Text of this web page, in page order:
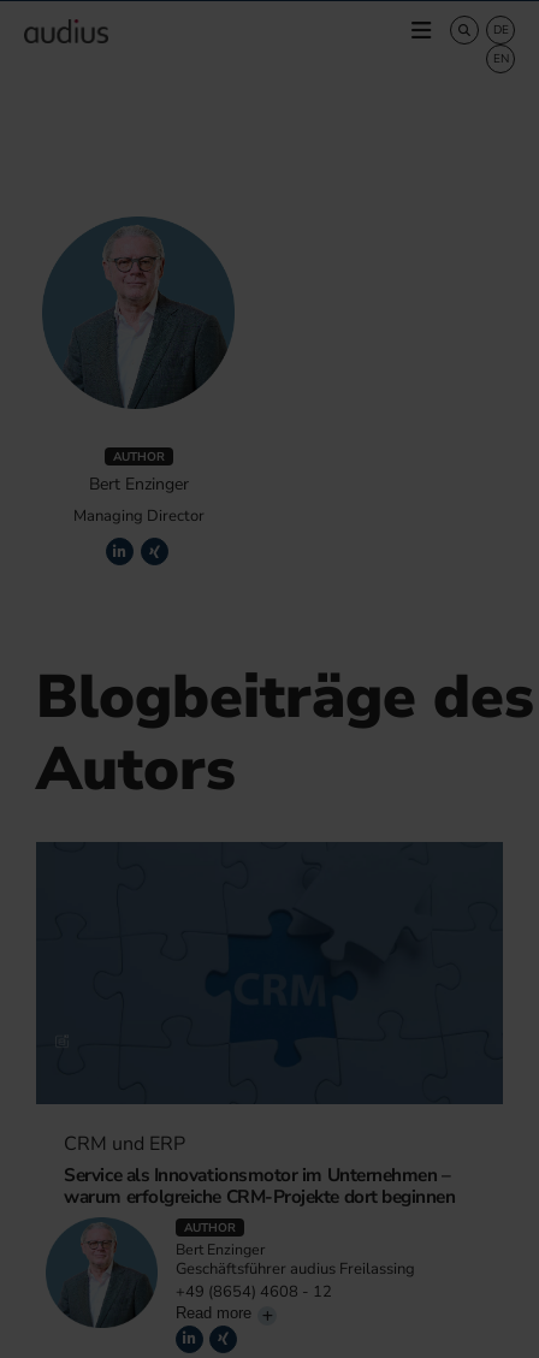
AUTHOR
Bert Enzinger
Managing Director
Blogbeiträge des
Autors
CRM und ERP
Service als Innovationsmotor im Unternehmen –
warum erfolgreiche CRM-Projekte dort beginnen
AUTHOR
Bert Enzinger
Geschäftsführer audius Freilassing
+49 (8654) 4608 - 12
Read more